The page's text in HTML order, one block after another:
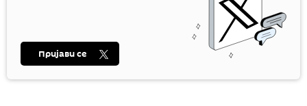
Пријави се